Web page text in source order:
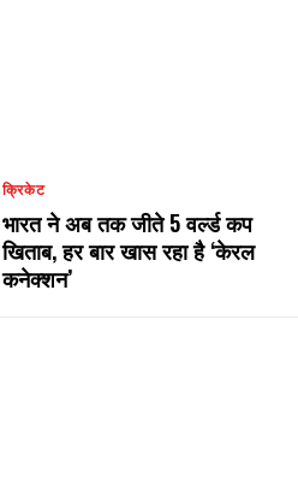
क्रिकेट
भारत ने अब तक जीते 5 वर्ल्ड कप
खिताब, हर बार खास रहा है ‘केरल
कनेक्शन’